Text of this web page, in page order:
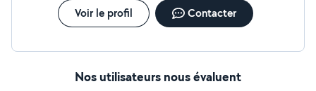
Voir le profil Contacter
Nos utilisateurs nous évaluent